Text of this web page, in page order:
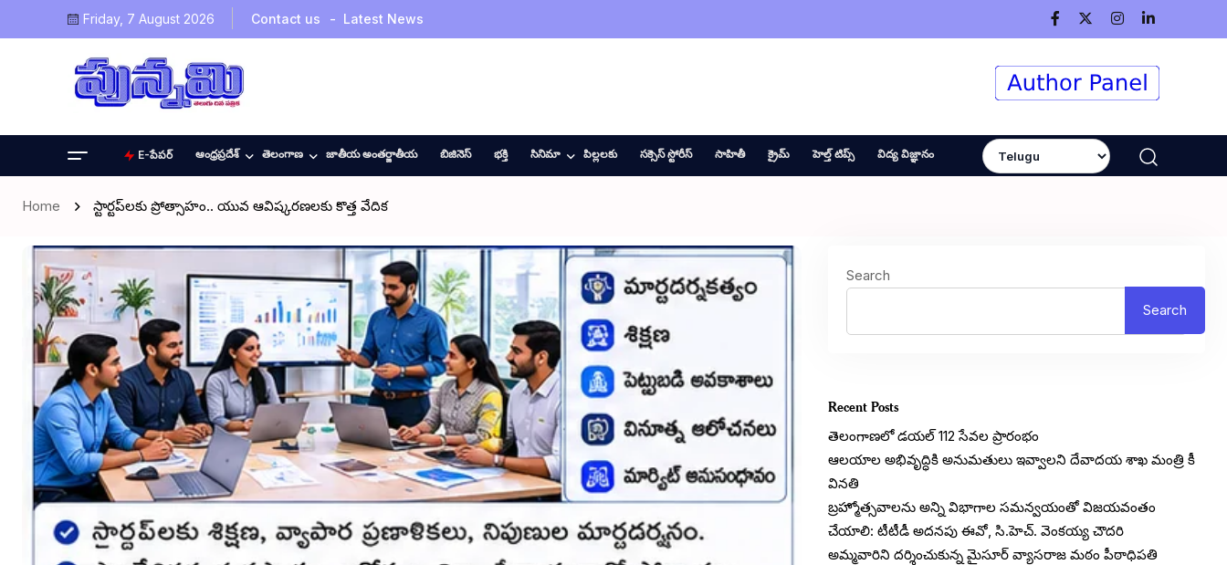
Friday, 7 August 2026 Contact us Latest News
E-పేపర్ ఆంధ్రప్రదేశ్ తెలంగాణ జాతీయ అంతర్జాతీయ బిజినెస్ భక్తి సినిమా పిల్లలకు సక్సెస్ స్టోరీస్ సాహితీ క్రైమ్ హెల్త్ టిప్స్ విద్య విజ్ఞానం
Home స్టార్టప్‌లకు ప్రోత్సాహం.. యువ ఆవిష్కరణలకు కొత్త వేదిక
Search
Search
Recent Posts
తెలంగాణలో డయల్‌ 112 సేవల ప్రారంభం
ఆలయాల అభివృద్ధికి అనుమతులు ఇవ్వాలని దేవాదయ శాఖ మంత్రి కీ
వినతి
బ్రహ్మోత్సవాలను అన్ని విభాగాల సమన్వయంతో విజయవంతం
చేయాలి: టీటీడీ అదనపు ఈవో, సి.హెచ్. వెంకయ్య చౌదరి
అమ్మవారిని దర్శించుకున్న మైసూర్ వ్యాసరాజ మఠం పీఠాధిపతి